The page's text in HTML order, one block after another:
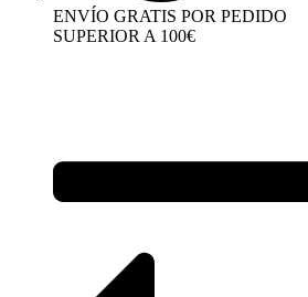
ENVÍO GRATIS POR PEDIDO
SUPERIOR A 100€